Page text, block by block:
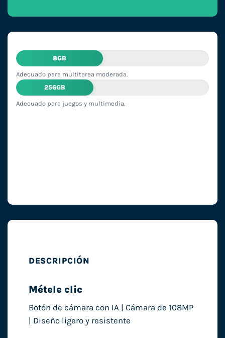
8GB
Adecuado para multitarea moderada.
256GB
Adecuado para juegos y multimedia.
DESCRIPCIÓN
Métele clic
Botón de cámara con IA | Cámara de 108MP
| Diseño ligero y resistente